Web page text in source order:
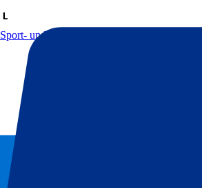
Sport- und Musikevents